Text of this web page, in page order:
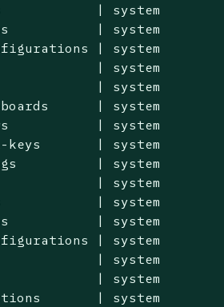
| system
| system
| system
| system
| system
| system
| system
keys       | system
| system
| system
| system
| system
| system
| system
| system
| system